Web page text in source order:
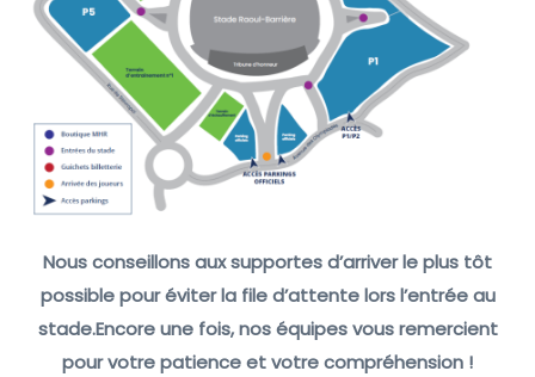
Nous conseillons aux supportes d’arriver le plus tôt
possible pour éviter la file d’attente lors l’entrée au
stade.Encore une fois, nos équipes vous remercient
pour votre patience et votre compréhension !